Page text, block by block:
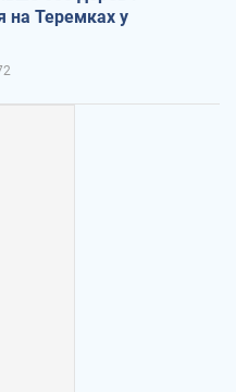
на Теремках у